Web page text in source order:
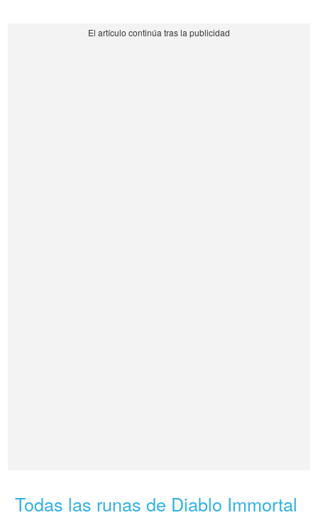
Todas las runas de Diablo Immortal